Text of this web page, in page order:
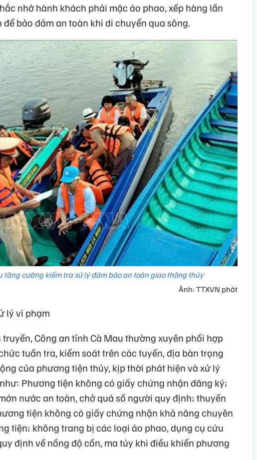
nhở hành khách phải mặc áo phao, xếp hàng lần
bảo đảm an toàn khi di chuyển qua sông.
tăng cường kiểm tra xử lý đảm bảo an toàn giao thông thủy
Ảnh: TTXVN phát
lý vi phạm
Công an tỉnh Cà Mau thường xuyên phối hợp
tuần tra, kiểm soát trên các tuyến, địa bàn trọng
của phương tiện thủy, kịp thời phát hiện và xử lý
Phương tiện không có giấy chứng nhận đăng ký;
nước an toàn, chở quá số người quy định; thuyền
tiện không có giấy chứng nhận khả năng chuyên
tiện; không trang bị các loại áo phao, dụng cụ cứu
định về nồng độ cồn, ma túy khi điều khiển phương